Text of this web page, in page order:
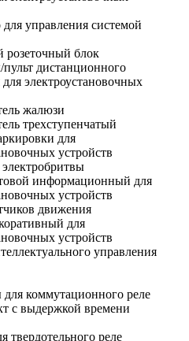
управления системой
розеточный блок
дистанционного
электроустановочных
жалюзи
трехступенчатый
для
устройств
электробритвы
информационный для
устройств
движения
для
устройств
управления
для коммутационного реле
с выдержкой времени
твердотельного реле